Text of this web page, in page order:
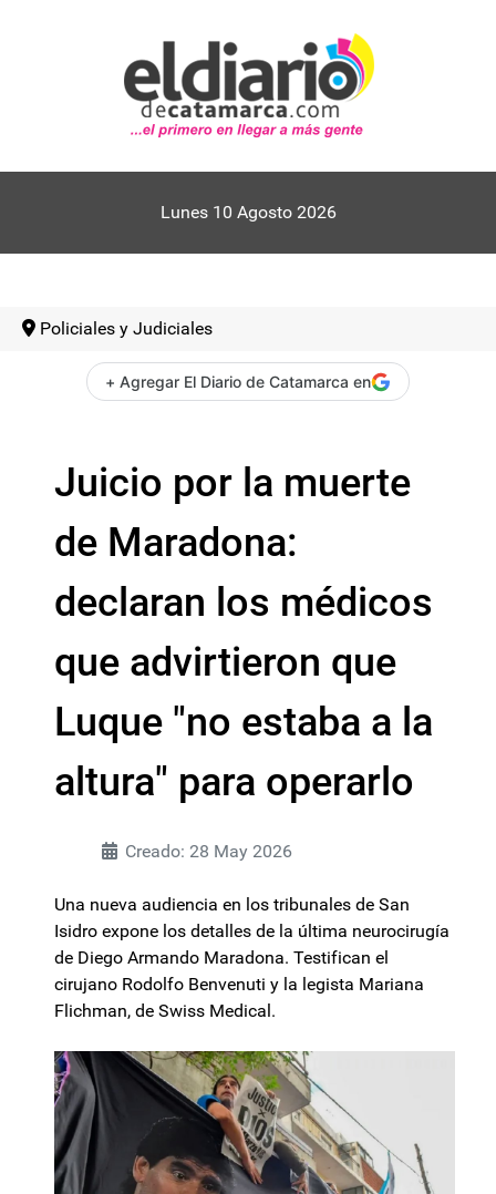
Lunes 10 Agosto 2026
Policiales y Judiciales
+ Agregar El Diario de Catamarca en
Juicio por la muerte
de Maradona:
declaran los médicos
que advirtieron que
Luque "no estaba a la
altura" para operarlo
Creado: 28 May 2026
Una nueva audiencia en los tribunales de San
Isidro expone los detalles de la última neurocirugía
de Diego Armando Maradona. Testifican el
cirujano Rodolfo Benvenuti y la legista Mariana
Flichman, de Swiss Medical.